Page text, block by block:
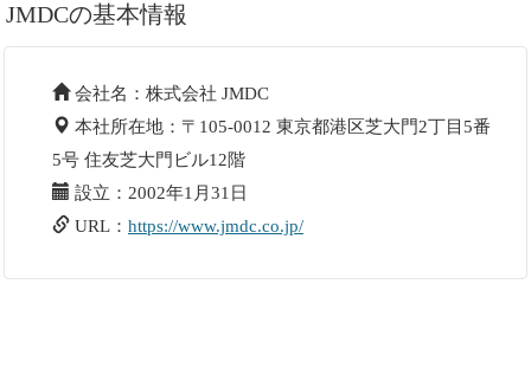
JMDCの基本情報
会社名：株式会社 JMDC
本社所在地：〒105-0012 東京都港区芝大門2丁目5番
5号 住友芝大門ビル12階
設立：2002年1月31日
URL： https://www.jmdc.co.jp/